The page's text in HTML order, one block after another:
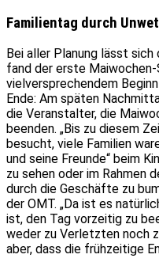
Familientag durch
Bei aller Planung lässt
fand der erste
vielversprechendem
Ende: Am späten
die Veranstalter, die
beenden. „Bis zu diesem
besucht, viele Familien
und seine Freunde“ beim
zu sehen oder im Rahmen
durch die Geschäfte zu
der OMT. „Da ist es
ist, den Tag vorzeitig zu
weder zu Verletzten noch
aber, dass die frühzeitige